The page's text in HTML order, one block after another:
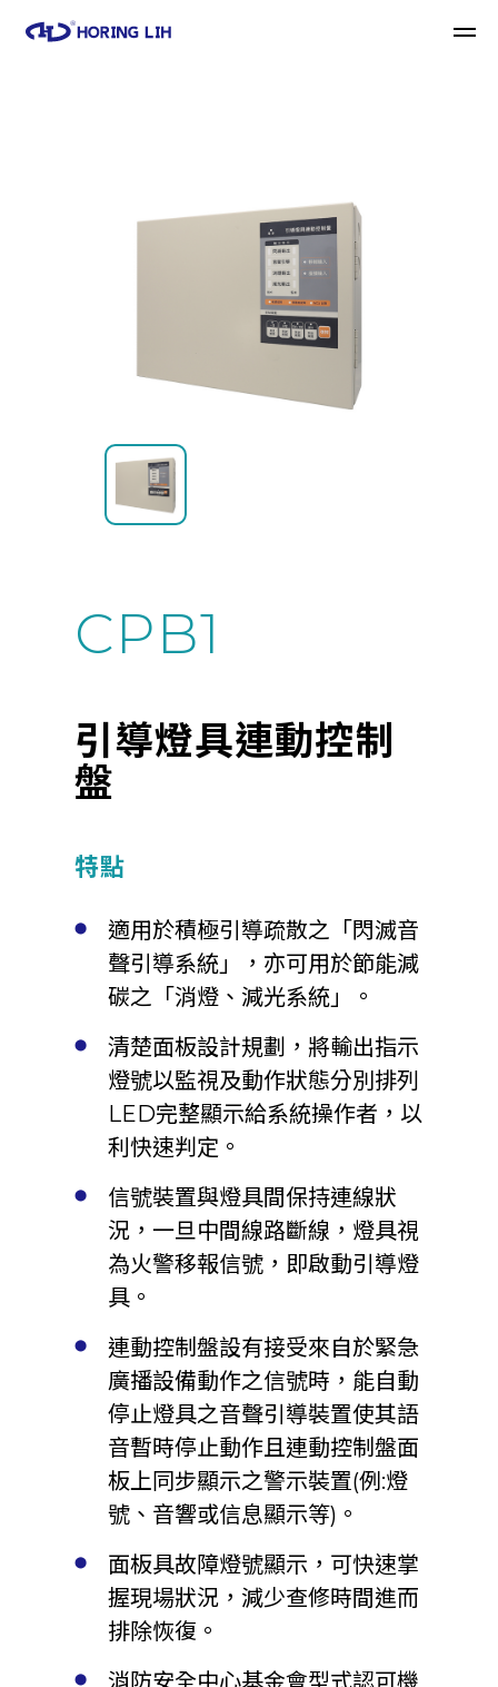
CPB1
引導燈具連動控制
盤
特點
適用於積極引導疏散之「閃滅音
聲引導系統」，亦可用於節能減
碳之「消燈、減光系統」。
清楚面板設計規劃，將輸出指示
燈號以監視及動作狀態分別排列
LED完整顯示給系統操作者，以
利快速判定。
信號裝置與燈具間保持連線狀
況，一旦中間線路斷線，燈具視
為火警移報信號，即啟動引導燈
具。
連動控制盤設有接受來自於緊急
廣播設備動作之信號時，能自動
停止燈具之音聲引導裝置使其語
音暫時停止動作且連動控制盤面
板上同步顯示之警示裝置(例:燈
號、音響或信息顯示等)。
面板具故障燈號顯示，可快速掌
握現場狀況，減少查修時間進而
排除恢復。
消防安全中心基金會型式認可機